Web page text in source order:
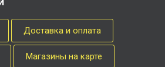
Доставка и оплата
Магазины на карте